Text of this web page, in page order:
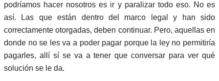
podríamos hacer nosotros es ir y paralizar todo eso. No es
así. Las que están dentro del marco legal y han sido
correctamente otorgadas, deben continuar. Pero, aquellas en
donde no se les va a poder pagar porque la ley no permitiría
pagarles, allí sí se va a tener que conversar para ver qué
solución se le da.